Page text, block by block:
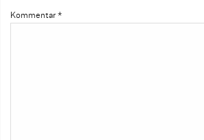
Kommentar *